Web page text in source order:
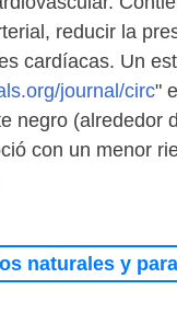
reducir la
cardíacas. Un
journal/circ"
negro (alrededor
con un menor
naturales y